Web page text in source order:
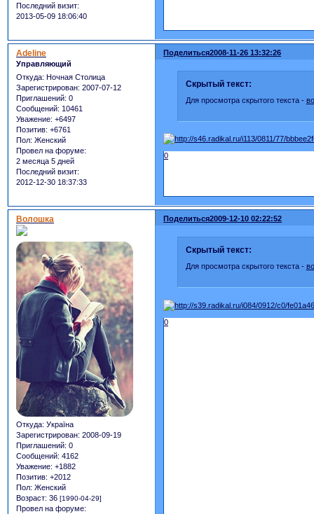
Последний визит:
2013-05-09 18:06:40
Поделиться2008-11-26 13:32:26
Adeline
Управляющий
Откуда: Ночная Столица
Зарегистрирован: 2007-07-12
Приглашений: 0
Сообщений: 10461
Уважение: +6497
Позитив: +6761
Пол: Женский
Провел на форуме:
2 месяца 5 дней
Последний визит:
2012-12-30 18:37:33
Скрытый текст:
Для просмотра скрытого текста -
0
Поделиться2009-12-10 02:22:52
Волошка
Откуда: Україна
Зарегистрирован: 2008-09-19
Приглашений: 0
Сообщений: 4162
Уважение: +1882
Позитив: +2012
Пол: Женский
Возраст: 36 [1990-04-29]
Провел на форуме:
Скрытый текст:
Для просмотра скрытого текста -
0